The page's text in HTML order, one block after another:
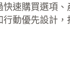
快速購買選項
行動優先設計，